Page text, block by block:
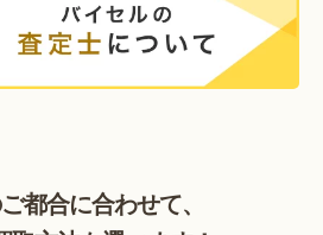
都合に合わせて、